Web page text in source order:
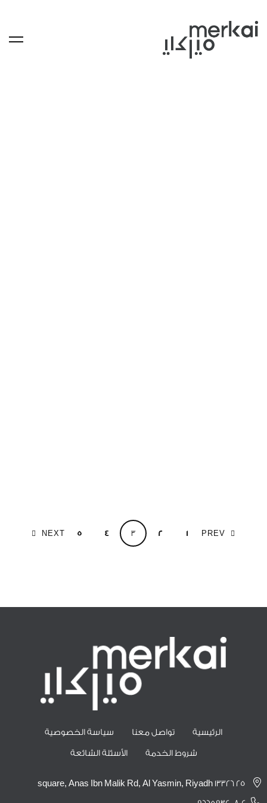
PREV
1
2
3
4
5
NEXT
الرئيسية تواصل معنا سياسة الخصوصية
شروط الخدمة الأسئلة الشائعة
25 square, Anas Ibn Malik Rd, Al Yasmin, Riyadh 13326